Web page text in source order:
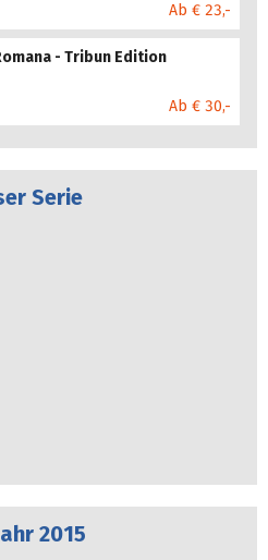
Ab € 23,-
- Tribun Edition
Ab € 30,-
Serie
2015